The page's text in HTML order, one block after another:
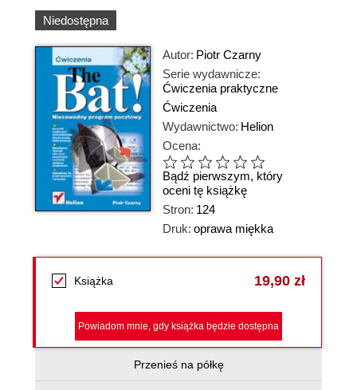
Niedostępna
Autor: Piotr Czarny
Serie wydawnicze:
Ćwiczenia praktyczne
Ćwiczenia
Wydawnictwo: Helion
Ocena:
Bądź pierwszym, który
oceni tę książkę
Stron: 124
Druk: oprawa miękka
Książka 19,90 zł
Powiadom mnie, gdy książka będzie dostępna
Przenieś na półkę